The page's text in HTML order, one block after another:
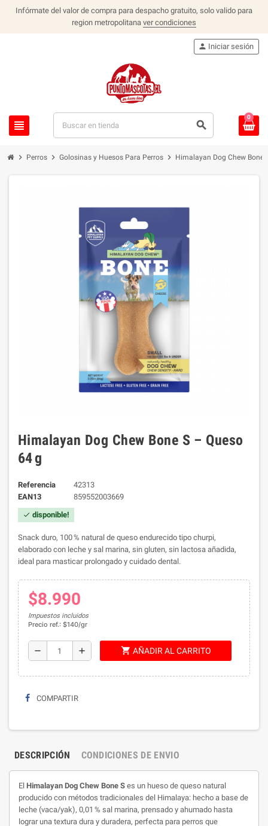
Infórmate del valor de compra para despacho gratuito, solo valido para
region metropolitana ver condiciones
view_headline search
person Iniciar sesión
0
chevron_right Perros chevron_right Golosinas y Huesos Para Perros chevron_right Himalayan Dog Chew Bone
Himalayan Dog Chew Bone S – Queso
64 g
Referencia
42313
EAN13
859552003669
check disponible!
Snack duro, 100 % natural de queso endurecido tipo churpi,
elaborado con leche y sal marina, sin gluten, sin lactosa añadida,
ideal para masticar prolongado y cuidado dental.
$8.990
Impuestos incluidos
Precio ref.: $140/gr
remove add shopping_cart AÑADIR AL CARRITO
COMPARTIR
DESCRIPCIÓN CONDICIONES DE ENVIO
El Himalayan Dog Chew Bone S es un hueso de queso natural
producido con métodos tradicionales del Himalaya: hecho a base de
leche (vaca/yak), 0,01 % sal marina, prensado y ahumado hasta
lograr una textura dura y duradera, perfecta para perros que